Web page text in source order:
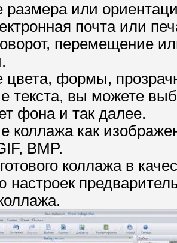
размера или
почта или
перемещение
цвета, формы,
текста, вы можете
фона и так далее.
коллажа как
BMP.
коллажа в